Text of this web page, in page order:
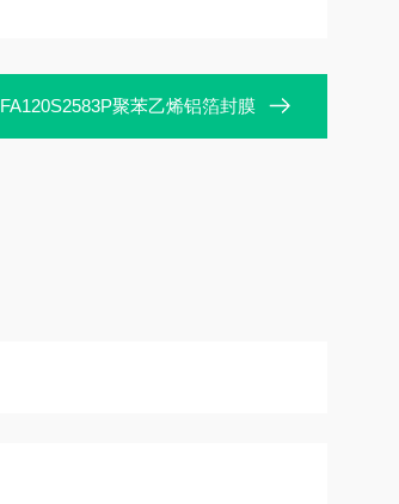
FA120S2583P聚苯乙烯铝箔封膜